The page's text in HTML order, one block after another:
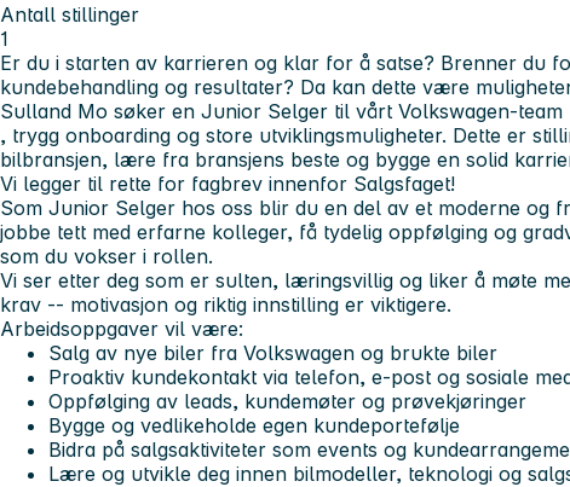
Antall stillinger
1
Er du i starten av karrieren og klar for å satse? Brenner du
kundebehandling og resultater? Da kan dette være
Sulland Mo søker en Junior Selger til vårt Volkswagen-
, trygg onboarding og store utviklingsmuligheter. Dette er
bilbransjen, lære fra bransjens beste og bygge en solid
Vi legger til rette for fagbrev innenfor Salgsfaget!
Som Junior Selger hos oss blir du en del av et moderne og
jobbe tett med erfarne kolleger, få tydelig oppfølging og
som du vokser i rollen.
Vi ser etter deg som er sulten, læringsvillig og liker å møte
krav -- motivasjon og riktig innstilling er viktigere.
Arbeidsoppgaver vil være:
Salg av nye biler fra Volkswagen og brukte biler
Proaktiv kundekontakt via telefon, e‑post og sosiale
Oppfølging av leads, kundemøter og prøvekjøringer
Bygge og vedlikeholde egen kundeportefølje
Bidra på salgsaktiviteter som events og
Lære og utvikle deg innen bilmodeller, teknologi og